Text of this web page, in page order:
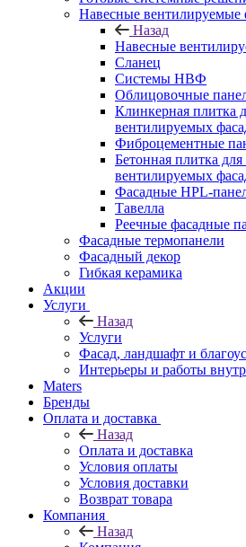
Навесные вентилируемые
Назад
Навесные
Сланец
Системы НВФ
Облицовочные
Клинкерная плитка
вентилируемых
Фиброцементные
Бетонная плитка
вентилируемых
Фасадные HPL-
Тавелла
Реечные фасадные
Фасадные термопанели
Фасадный декор
Гибкая керамика
Акции
Услуги
Назад
Услуги
Фасад, ландшафт и
Интерьеры и работы
Maters
Бренды
Оплата и доставка
Назад
Оплата и доставка
Условия оплаты
Условия доставки
Возврат товара
Компания
Назад